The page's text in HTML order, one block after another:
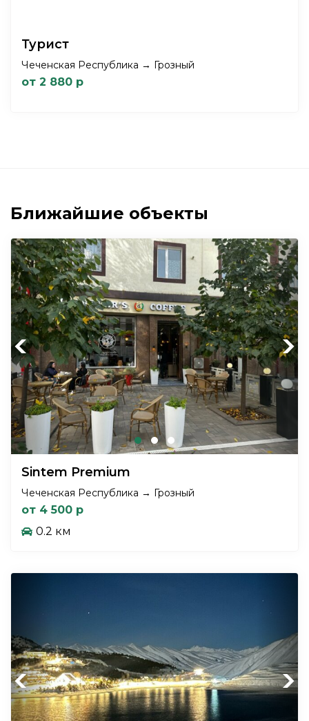
Турист
Чеченская Республика → Грозный
от 2 880 р
Ближайшие объекты
Previous Next
Sintem Premium
Чеченская Республика → Грозный
от 4 500 р
0.2 км
Previous Next